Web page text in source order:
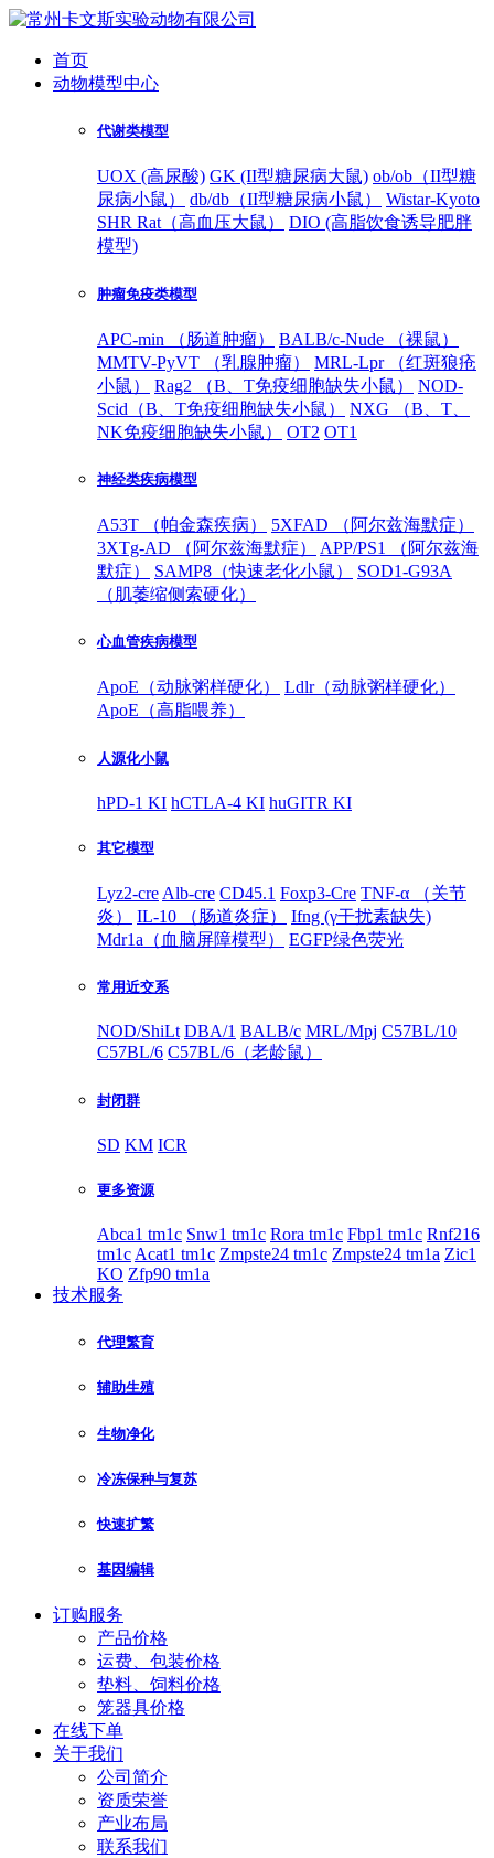
首页
动物模型中心
代谢类模型
UOX (高尿酸) GK (II型糖尿病大鼠) ob/ob（II型糖
尿病小鼠）
db/db（II型糖尿病小鼠）
Wistar-Kyoto
SHR Rat（高血压大鼠）
DIO (高脂饮食诱导肥胖
模型)
肿瘤免疫类模型
APC-min （肠道肿瘤）
BALB/c-Nude （裸鼠）
MMTV-PyVT （乳腺肿瘤）
MRL-Lpr （红斑狼疮
小鼠）
Rag2 （B、T免疫细胞缺失小鼠）
NOD-
Scid（B、T免疫细胞缺失小鼠）
NXG （B、T、
NK免疫细胞缺失小鼠）
OT2 OT1
神经类疾病模型
A53T （帕金森疾病）
5XFAD （阿尔兹海默症）
3XTg-AD （阿尔兹海默症）
APP/PS1 （阿尔兹海
默症）
SAMP8（快速老化小鼠）
SOD1-G93A
（肌萎缩侧索硬化）
心血管疾病模型
ApoE（动脉粥样硬化）
Ldlr（动脉粥样硬化）
ApoE（高脂喂养）
人源化小鼠
hPD-1 KI hCTLA-4 KI huGITR KI
其它模型
Lyz2-cre Alb-cre CD45.1 Foxp3-Cre TNF-α （关节
炎）
IL-10 （肠道炎症）
Ifng (γ干扰素缺失)
Mdr1a（血脑屏障模型）
EGFP绿色荧光
常用近交系
NOD/ShiLt DBA/1 BALB/c MRL/Mpj C57BL/10
C57BL/6 C57BL/6（老龄鼠）
封闭群
SD KM ICR
更多资源
Abca1 tm1c Snw1 tm1c Rora tm1c Fbp1 tm1c Rnf216
tm1c Acat1 tm1c Zmpste24 tm1c Zmpste24 tm1a Zic1
KO Zfp90 tm1a
技术服务
代理繁育
辅助生殖
生物净化
冷冻保种与复苏
快速扩繁
基因编辑
订购服务
产品价格
运费、包装价格
垫料、饲料价格
笼器具价格
在线下单
关于我们
公司简介
资质荣誉
产业布局
联系我们